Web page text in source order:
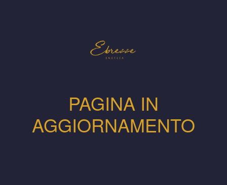
PAGINA IN
AGGIORNAMENTO